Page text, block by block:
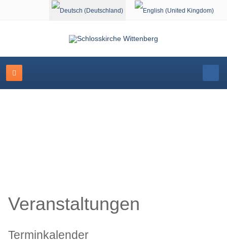
Sprache auswählen
Veranstaltungen
Terminkalender